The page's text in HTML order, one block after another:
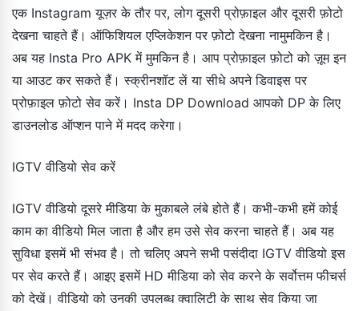
एक Instagram यूज़र के तौर पर, लोग दूसरी प्रोफ़ाइल और दूसरी फ़ोटो
देखना चाहते हैं। ऑफिशियल एप्लिकेशन पर फ़ोटो देखना नामुमकिन है।
अब यह Insta Pro APK में मुमकिन है। आप प्रोफ़ाइल फ़ोटो को ज़ूम इन
या आउट कर सकते हैं। स्क्रीनशॉट लें या सीधे अपने डिवाइस पर
प्रोफ़ाइल फ़ोटो सेव करें। Insta DP Download आपको DP के लिए
डाउनलोड ऑप्शन पाने में मदद करेगा।
IGTV वीडियो सेव करें
IGTV वीडियो दूसरे मीडिया के मुकाबले लंबे होते हैं। कभी-कभी हमें कोई
काम का वीडियो मिल जाता है और हम उसे सेव करना चाहते हैं। अब यह
सुविधा इसमें भी संभव है। तो चलिए अपने सभी पसंदीदा IGTV वीडियो इस
पर सेव करते हैं। आइए इसमें HD मीडिया को सेव करने के सर्वोत्तम फीचर्स
को देखें। वीडियो को उनकी उपलब्ध क्वालिटी के साथ सेव किया जा